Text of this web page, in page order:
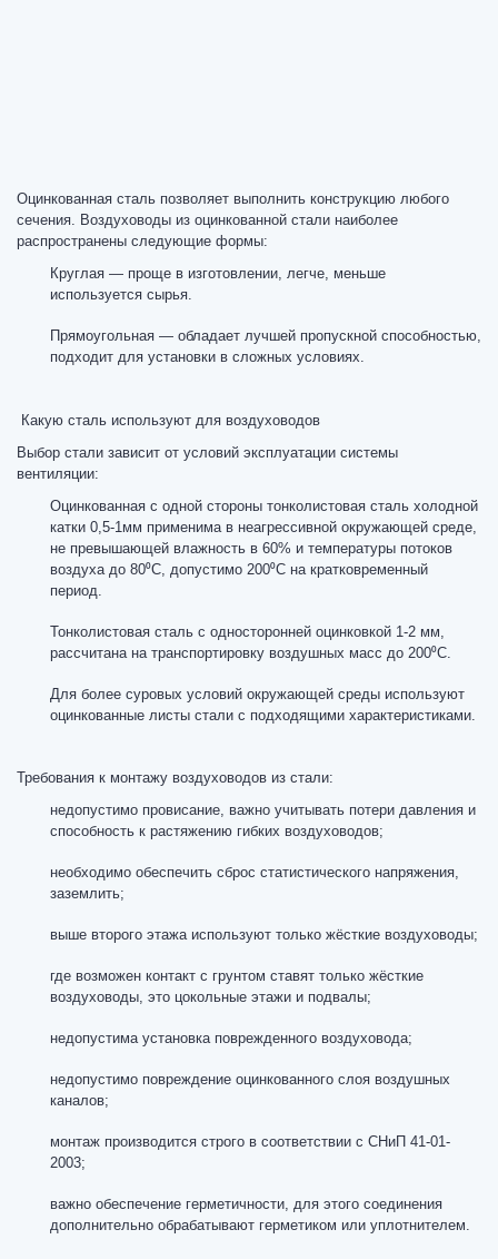
Оцинкованная сталь позволяет выполнить конструкцию любого
сечения. Воздуховоды из оцинкованной стали наиболее
распространены следующие формы:
Круглая — проще в изготовлении, легче, меньше
используется сырья.
Прямоугольная — обладает лучшей пропускной способностью,
подходит для установки в сложных условиях.
Какую сталь используют для воздуховодов
Выбор стали зависит от условий эксплуатации системы
вентиляции:
Оцинкованная с одной стороны тонколистовая сталь холодной
катки 0,5-1мм применима в неагрессивной окружающей среде,
не превышающей влажность в 60% и температуры потоков
воздуха до 80⁰С, допустимо 200⁰С на кратковременный
период.
Тонколистовая сталь с односторонней оцинковкой 1-2 мм,
рассчитана на транспортировку воздушных масс до 200⁰С.
Для более суровых условий окружающей среды используют
оцинкованные листы стали с подходящими характеристиками.
Требования к монтажу воздуховодов из стали:
недопустимо провисание, важно учитывать потери давления и
способность к растяжению гибких воздуховодов;
необходимо обеспечить сброс статистического напряжения,
заземлить;
выше второго этажа используют только жёсткие воздуховоды;
где возможен контакт с грунтом ставят только жёсткие
воздуховоды, это цокольные этажи и подвалы;
недопустима установка поврежденного воздуховода;
недопустимо повреждение оцинкованного слоя воздушных
каналов;
монтаж производится строго в соответствии с СНиП 41-01-
2003;
важно обеспечение герметичности, для этого соединения
дополнительно обрабатывают герметиком или уплотнителем.